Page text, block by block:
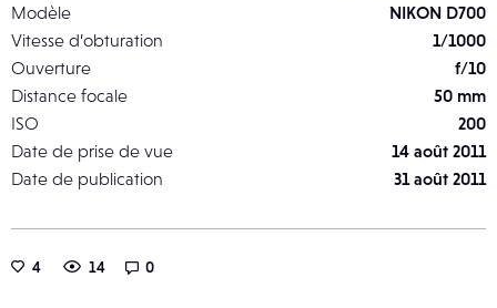
Modèle
NIKON D700
Vitesse d’obturation
1/1000
Ouverture
f/10
Distance focale
50 mm
ISO
200
Date de prise de vue
14 août 2011
Date de publication
31 août 2011
4 14 0